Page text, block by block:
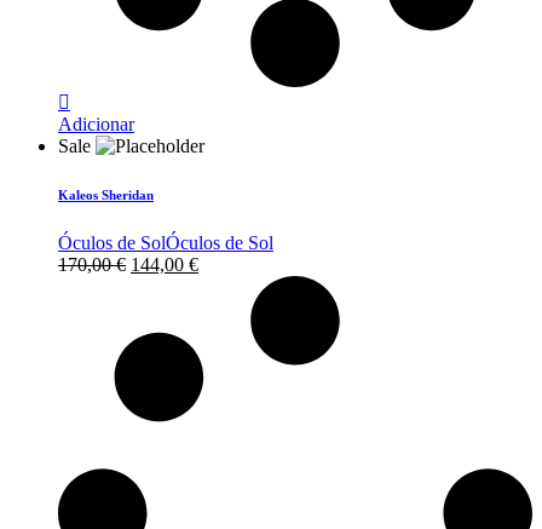
Adicionar
Sale
Kaleos Sheridan
Óculos de SolÓculos de Sol
170,00€ O
era:
170,00 €.
144,00 €O
144,00 €.